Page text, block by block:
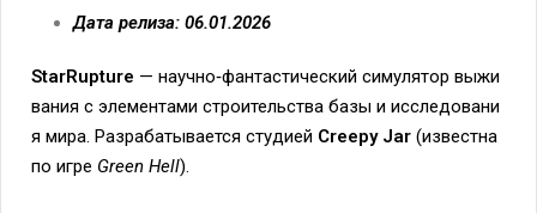
Дата релиза: 06.01.2026
StarRupture — научно‑фантастический симулятор выжи
вания с элементами строительства базы и исследовани
я мира. Разрабатывается студией CreepyJar (известна
по игре Green Hell).